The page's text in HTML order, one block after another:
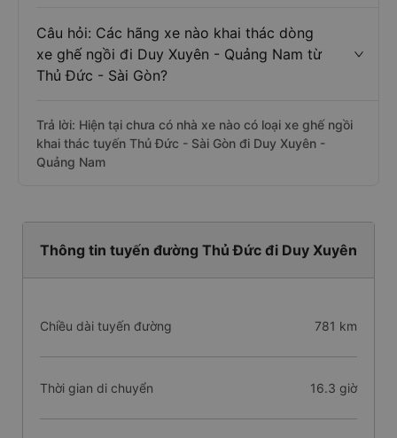
Câu hỏi: Các hãng xe nào khai thác dòng
xe ghế ngồi đi Duy Xuyên - Quảng Nam từ
Thủ Đức - Sài Gòn?
Trả lời: Hiện tại chưa có nhà xe nào có loại xe ghế ngồi
khai thác tuyến Thủ Đức - Sài Gòn đi Duy Xuyên -
Quảng Nam
Thông tin tuyến đường Thủ Đức đi Duy Xuyên
Chiều dài tuyến đường 781 km
Thời gian di chuyển 16.3 giờ